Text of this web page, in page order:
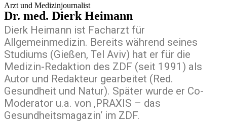
Arzt und Medizinjournalist
Dr. med. Dierk Heimann
Dierk Heimann ist Facharzt für
Allgemeinmedizin. Bereits während seines
Studiums (Gießen, Tel Aviv) hat er für die
Medizin-Redaktion des ZDF (seit 1991) als
Autor und Redakteur gearbeitet (Red.
Gesundheit und Natur). Später wurde er Co-
Moderator u.a. von ‚PRAXIS – das
Gesundheitsmagazin‘ im ZDF.